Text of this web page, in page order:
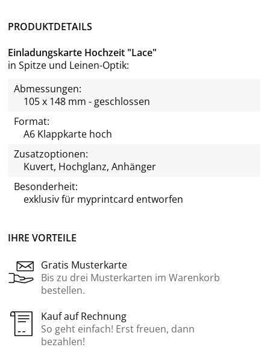
IHRE VORTEILE
Gratis Musterkarte
Bis zu drei Musterkarten im Warenkorb
bestellen.
Kauf auf Rechnung
So geht einfach! Erst freuen, dann
bezahlen!
PRODUKTDETAILS
Einladungskarte Hochzeit "Lace"
in Spitze und Leinen-Optik
Abmessungen:
105 x 148 mm - geschlossen
Format:
A6 Klappkarte hoch
Zusatzoptionen:
Kuvert, Hochglanz, Anhänger
Besonderheit:
exklusiv für myprintcard entworfen